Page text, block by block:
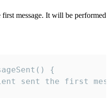
message. It will be performed
{
sent the first